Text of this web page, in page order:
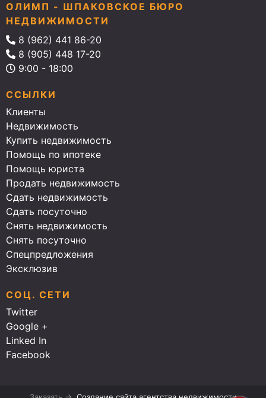
ОЛИМП - ШПАКОВСКОЕ БЮРО
НЕДВИЖИМОСТИ
8 (962) 441 86-20
8 (905) 448 17-20
9:00 - 18:00
ССЫЛКИ
Клиенты
Недвижимость
Купить недвижимость
Помощь по ипотеке
Помощь юриста
Продать недвижимость
Сдать недвижимость
Сдать посуточно
Снять недвижимость
Снять посуточно
Спецпредложения
Эксклюзив
СОЦ. СЕТИ
Twitter
Google +
Linked In
Facebook